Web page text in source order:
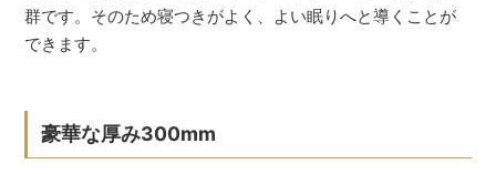
群です。そのため寝つきがよく、よい眠りへと導くことが
できます。
豪華な厚み300mm